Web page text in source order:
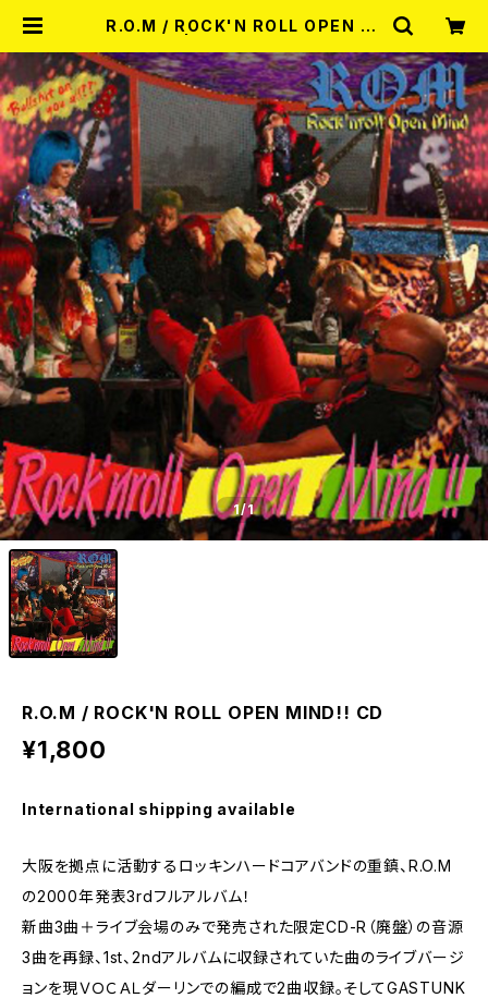
R.O.M / ROCK'N ROLL OPEN MI
RY
1/1
R.O.M / ROCK'N ROLL OPEN MIND!! CD
¥1,800
International shipping available
大阪を拠点に活動するロッキンハードコアバンドの重鎮、R.O.M
の2000年発表3rdフルアルバム！
新曲3曲＋ライブ会場のみで発売された限定CD-R（廃盤）の音源
3曲を再録、1st、2ndアルバムに収録されていた曲のライブバージ
ョンを現ＶＯＣＡＬダーリンでの編成で2曲収録。そしてGASTUNK